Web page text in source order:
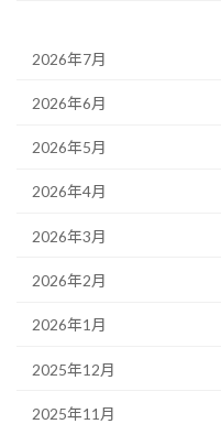
2026年7月
2026年6月
2026年5月
2026年4月
2026年3月
2026年2月
2026年1月
2025年12月
2025年11月